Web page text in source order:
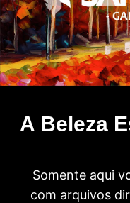
A Beleza
Somente aqui
com arquivos